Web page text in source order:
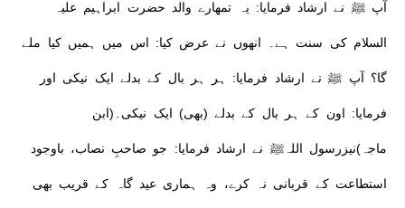
آپ ﷺ نے ارشاد فرمایا: یہ تمھارے والد حضرت ابراہیم علیہ
السلام کی سنت ہے۔ انھوں نے عرض کیا: اس میں ہمیں کیا ملے
گا؟ آپ ﷺ نے ارشاد فرمایا: ہر ہر بال کے بدلے ایک نیکی اور
فرمایا: اون کے ہر بال کے بدلے (بھی) ایک نیکی۔(ابن
ماجہ)نیزرسول اللہﷺ نے ارشاد فرمایا: جو صاحبِ نصاب، باوجود
استطاعت کے قربانی نہ کرے، وہ ہماری عید گاہ کے قریب بھی